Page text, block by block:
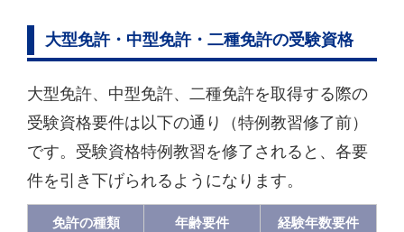
大型免許・中型免許・二種免許の受験資格
大型免許、中型免許、二種免許を取得する際の
受験資格要件は以下の通り（特例教習修了前）
です。受験資格特例教習を修了されると、各要
件を引き下げられるようになります。
免許の種類 年齢要件 経験年数要件